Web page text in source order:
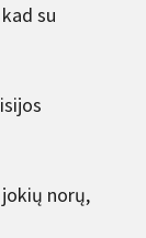
su
norų,